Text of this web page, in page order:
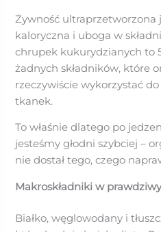
Żywność ultraprzetworzona
kaloryczna i uboga w
chrupek kukurydzianych to
żadnych składników, które
rzeczywiście wykorzystać
tkanek.
To właśnie dlatego po
jesteśmy głodni szybciej –
nie dostał tego, czego
Makroskładniki w
Białko, węglowodany i